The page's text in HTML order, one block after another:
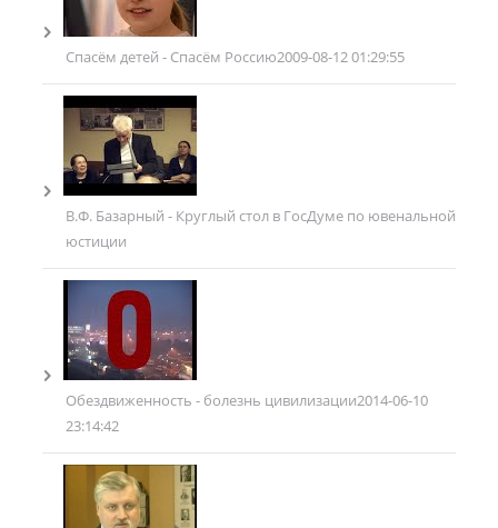
Спасём детей - Спасём Россию2009-08-12 01:29:55
В.Ф. Базарный - Круглый стол в ГосДуме по ювенальной
юстиции
Обездвиженность - болезнь цивилизации2014-06-10
23:14:42